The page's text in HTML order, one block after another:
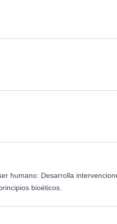
humano: Desarrolla
bioéticos.